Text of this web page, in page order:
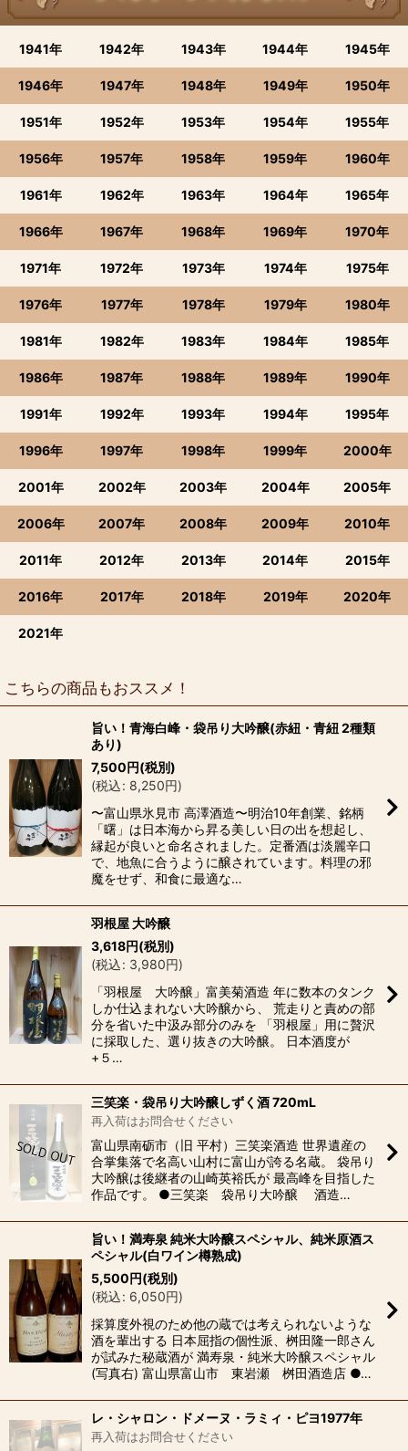
1941年 1942年 1943年 1944年 1945年
1946年 1947年 1948年 1949年 1950年
1951年 1952年 1953年 1954年 1955年
1956年 1957年 1958年 1959年 1960年
1961年 1962年 1963年 1964年 1965年
1966年 1967年 1968年 1969年 1970年
1971年 1972年 1973年 1974年 1975年
1976年 1977年 1978年 1979年 1980年
1981年 1982年 1983年 1984年 1985年
1986年 1987年 1988年 1989年 1990年
1991年 1992年 1993年 1994年 1995年
1996年 1997年 1998年 1999年 2000年
2001年 2002年 2003年 2004年 2005年
2006年 2007年 2008年 2009年 2010年
2011年 2012年 2013年 2014年 2015年
2016年 2017年 2018年 2019年 2020年
2021年
こちらの商品もおススメ！
旨い！青海白峰・袋吊り大吟醸(赤紐・青紐 2種類
あり)
7,500円(税別)
(税込: 8,250円)
〜富山県氷見市 高澤酒造〜明治10年創業、銘柄
「曙」は日本海から昇る美しい日の出を想起し、
縁起が良いと命名されました。定番酒は淡麗辛口
で、地魚に合うように醸されています。料理の邪
魔をせず、和食に最適な…
羽根屋 大吟醸
3,618円(税別)
(税込: 3,980円)
「羽根屋 大吟醸」富美菊酒造 年に数本のタンク
しか仕込まれない大吟醸から、 荒走りと責めの部
分を省いた中汲み部分のみを 「羽根屋」用に贅沢
に採取した、選り抜きの大吟醸。 日本酒度が
+５…
三笑楽・袋吊り大吟醸しずく酒 720mL
再入荷はお問合せください
富山県南砺市（旧 平村）三笑楽酒造 世界遺産の
合掌集落で名高い山村に富山が誇る名蔵。 袋吊り
大吟醸は後継者の山崎英裕氏が 最高峰を目指した
作品です。 ●三笑楽 袋吊り大吟醸 酒造…
旨い！満寿泉 純米大吟醸スペシャル、純米原酒ス
ペシャル(白ワイン樽熟成)
5,500円(税別)
(税込: 6,050円)
採算度外視のため他の蔵では考えられないような
酒を輩出する 日本屈指の個性派、桝田隆一郎さん
が試みた秘蔵酒が 満寿泉・純米大吟醸スペシャル
(写真右) 富山県富山市 東岩瀬 桝田酒造店 ●…
レ・シャロン・ドメーヌ・ラミィ・ピヨ1977年
再入荷はお問合せください